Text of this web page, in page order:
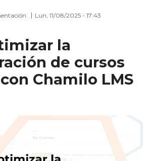
Lun, 11/08/2025 - 17:43
la
de cursos
Chamilo LMS